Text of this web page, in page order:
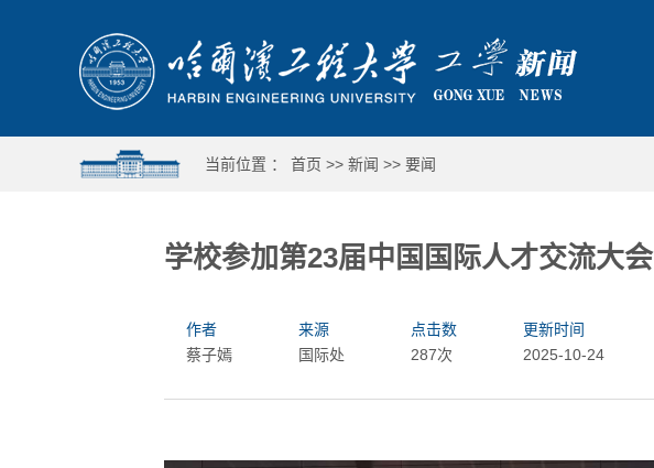
当前位置 ： 首页 >> 新闻 >> 要闻
学校参加第23届中国国际人才交流大会
作者
蔡子嫣
来源
国际处
点击数
287次
更新时间
2025-10-24